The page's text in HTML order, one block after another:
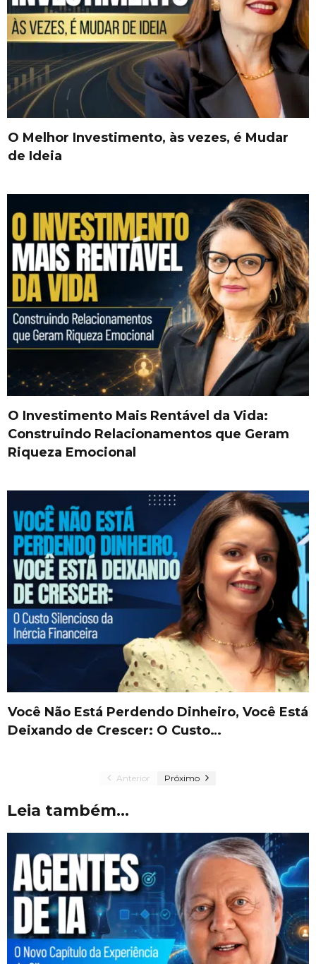
O Melhor Investimento, às vezes, é Mudar
de Ideia
O Investimento Mais Rentável da Vida:
Construindo Relacionamentos que Geram
Riqueza Emocional
Você Não Está Perdendo Dinheiro, Você Está
Deixando de Crescer: O Custo…
Anterior Próximo
Leia também...